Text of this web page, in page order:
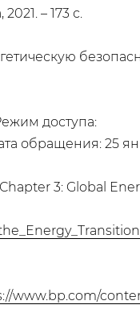
– 173 с.
доступа:
обращения: 25
3: Global
www.bp.com/